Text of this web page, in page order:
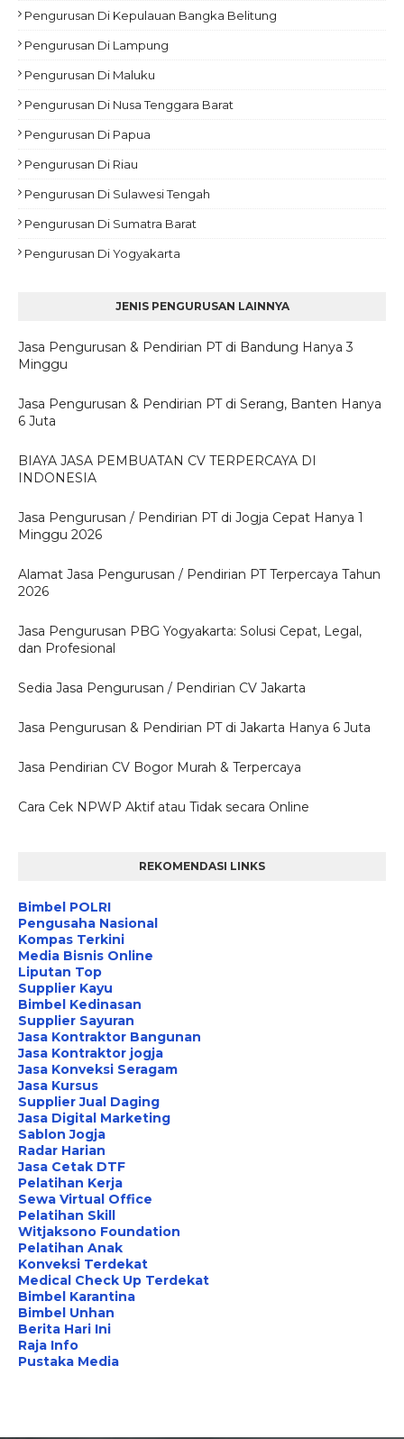
Pengurusan Di Kepulauan Bangka Belitung
Pengurusan Di Lampung
Pengurusan Di Maluku
Pengurusan Di Nusa Tenggara Barat
Pengurusan Di Papua
Pengurusan Di Riau
Pengurusan Di Sulawesi Tengah
Pengurusan Di Sumatra Barat
Pengurusan Di Yogyakarta
JENIS PENGURUSAN LAINNYA
Jasa Pengurusan & Pendirian PT di Bandung Hanya 3
Minggu
Jasa Pengurusan & Pendirian PT di Serang, Banten Hanya
6 Juta
BIAYA JASA PEMBUATAN CV TERPERCAYA DI
INDONESIA
Jasa Pengurusan / Pendirian PT di Jogja Cepat Hanya 1
Minggu 2026
Alamat Jasa Pengurusan / Pendirian PT Terpercaya Tahun
2026
Jasa Pengurusan PBG Yogyakarta: Solusi Cepat, Legal,
dan Profesional
Sedia Jasa Pengurusan / Pendirian CV Jakarta
Jasa Pengurusan & Pendirian PT di Jakarta Hanya 6 Juta
Jasa Pendirian CV Bogor Murah & Terpercaya
Cara Cek NPWP Aktif atau Tidak secara Online
REKOMENDASI LINKS
Bimbel POLRI
Pengusaha Nasional
Kompas Terkini
Media Bisnis Online
Liputan Top
Supplier Kayu
Bimbel Kedinasan
Supplier Sayuran
Jasa Kontraktor Bangunan
Jasa Kontraktor jogja
Jasa Konveksi Seragam
Jasa Kursus
Supplier Jual Daging
Jasa Digital Marketing
Sablon Jogja
Radar Harian
Jasa Cetak DTF
Pelatihan Kerja
Sewa Virtual Office
Pelatihan Skill
Witjaksono Foundation
Pelatihan Anak
Konveksi Terdekat
Medical Check Up Terdekat
Bimbel Karantina
Bimbel Unhan
Berita Hari Ini
Raja Info
Pustaka Media